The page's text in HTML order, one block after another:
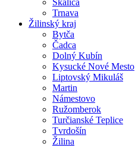
Skalica
Trnava
Žilinský kraj
Bytča
Čadca
Dolný Kubín
Kysucké Nové Mesto
Liptovský Mikuláš
Martin
Námestovo
Ružomberok
Turčianské Teplice
Tvrdošín
Žilina